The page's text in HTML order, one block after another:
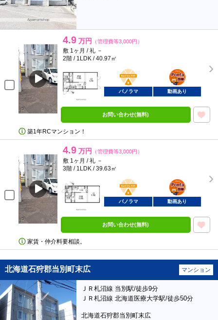
4.9 万円 （管理費等3,000円）
敷 1ヶ月 / 礼 －
2階 / 1LDK / 40.97㎡
BunChinPAY
ポンタ
部屋
パノラマ 動画あり
お問い合わせ(無料)
築1年RCマンション！
4.9 万円 （管理費等3,000円）
敷 1ヶ月 / 礼 －
3階 / 1LDK / 39.63㎡
BunChinPAY
ポンタ
部屋
パノラマ 動画あり
お問い合わせ(無料)
家賃・仲介料要相談。
北海道石狩郡当別町末広 マンション
ＪＲ札沼線 当別駅/徒歩9分
ＪＲ札沼線 北海道医療大学駅/徒歩50分
北海道石狩郡当別町末広